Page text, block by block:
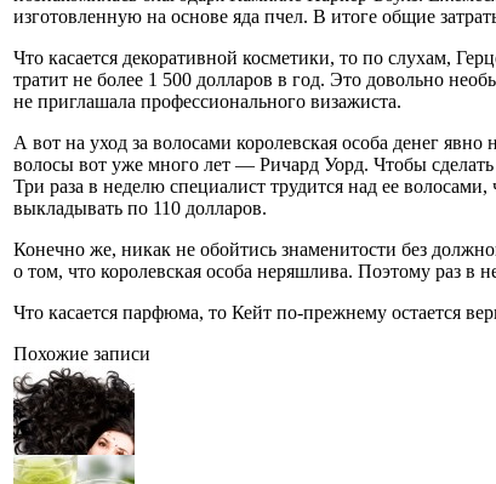
изготовленную на основе яда пчел. В итоге общие
Что касается декоративной косметики, то по слухам,
тратит не более 1 500 долларов в год. Это довольно
не приглашала профессионального визажиста.
А вот на уход за волосами королевская особа денег
волосы вот уже много лет — Ричард Уорд. Чтобы сделать
Три раза в неделю специалист трудится над ее
выкладывать по 110 долларов.
Конечно же, никак не обойтись знаменитости без
о том, что королевская особа неряшлива. Поэтому раз
Что касается парфюма, то Кейт по-прежнему остается
Похожие записи